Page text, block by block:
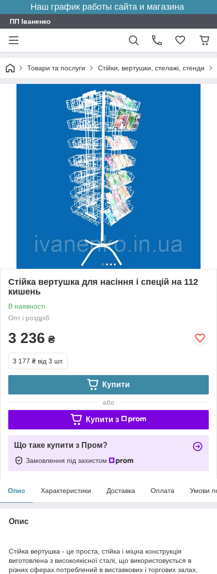
Наш график работы сайта и магазина
ПП Іваненко
Товари та послуги Стійки, вертушки, стелажі, стенди
Стійка вертушка для насіння і спецій на 112
кишень
В наявності
Опт і роздріб
3 236 ₴
3 177 ₴ від 3 шт.
Купити
або
Купити з
Що таке купити з Пром?
Замовлення під захистом
Опис Характеристики Доставка Оплата Умови
Опис
Стійка вертушка - це проста, стійка і міцна конструкція
виготовлена ​​з високоякісної сталі, що використовується в
різних сферах потреблений в виставкових і торгових залах,